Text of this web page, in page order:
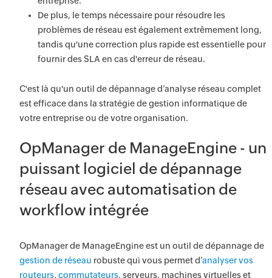
De plus, le temps nécessaire pour résoudre les
problèmes de réseau est également extrêmement long,
tandis qu'une correction plus rapide est essentielle pour
fournir des SLA en cas d'erreur de réseau.
C'est là qu'un outil de dépannage d’analyse réseau complet
est efficace dans la stratégie de gestion informatique de
votre entreprise ou de votre organisation.
OpManager de ManageEngine - un
puissant logiciel de dépannage
réseau avec automatisation de
workflow intégrée
OpManager de ManageEngine est un outil de dépannage de
gestion de réseau robuste qui vous permet d’analyser vos
routeurs,commutateurs, serveurs, machines virtuelles et